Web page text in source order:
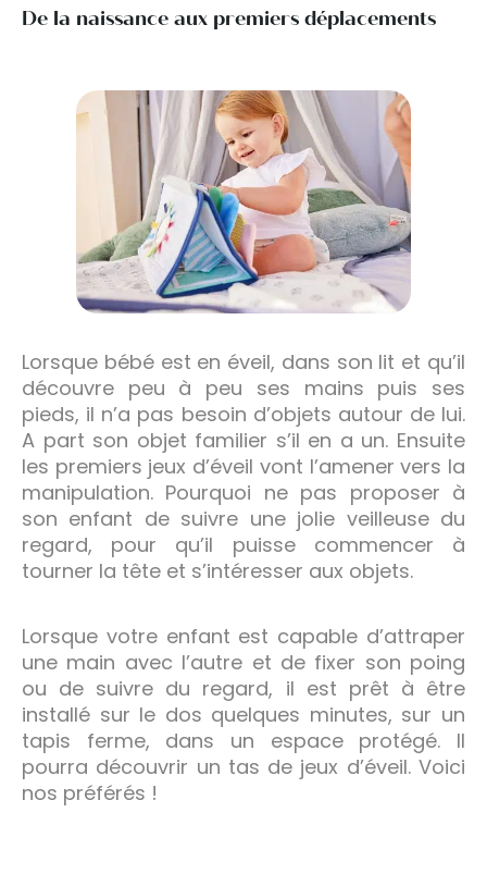
De la naissance aux premiers déplacements
Lorsque bébé est en éveil, dans son lit et qu’il
découvre peu à peu ses mains puis ses
pieds, il n’a pas besoin d’objets autour de lui.
A part son objet familier s’il en a un. Ensuite
les premiers jeux d’éveil vont l’amener vers la
manipulation. Pourquoi ne pas proposer à
son enfant de suivre une jolie veilleuse du
regard, pour qu’il puisse commencer à
tourner la tête et s’intéresser aux objets.
Lorsque votre enfant est capable d’attraper
une main avec l’autre et de fixer son poing
ou de suivre du regard, il est prêt à être
installé sur le dos quelques minutes, sur un
tapis ferme, dans un espace protégé. Il
pourra découvrir un tas de jeux d’éveil. Voici
nos préférés !